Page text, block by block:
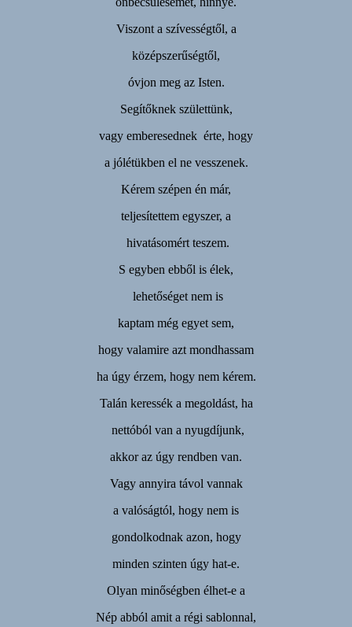
Viszont a szívességtől, a
középszerűségtől,
óvjon meg az Isten.
Segítőknek születtünk,
vagy emberesednek érte, hogy
a jólétükben el ne vesszenek.
Kérem szépen én már,
teljesítettem egyszer, a
hivatásomért teszem.
S egyben ebből is élek,
lehetőséget nem is
kaptam még egyet sem,
hogy valamire azt mondhassam
ha úgy érzem, hogy nem kérem.
Talán keressék a megoldást, ha
nettóból van a nyugdíjunk,
akkor az úgy rendben van.
Vagy annyira távol vannak
a valóságtól, hogy nem is
gondolkodnak azon, hogy
minden szinten úgy hat-e.
Olyan minőségben élhet-e a
Nép abból amit a régi sablonnal,